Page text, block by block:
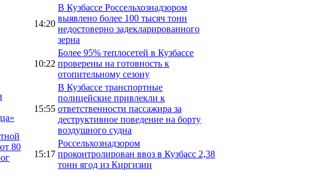
80
14:20
В Кузбассе Россельхознадзором
выявлено более 100 тысяч тонн
недостоверно задекларированного
зерна
10:22
Более 95% теплосетей в Кузбассе
проверены на готовность к
отопительному сезону
15:55
В Кузбассе транспортные
полицейские привлекли к
ответственности пассажира за
деструктивное поведение на борту
воздушного судна
15:17
Россельхознадзором
проконтролирован ввоз в Кузбасс 2,38
тонн ягод из Киргизии